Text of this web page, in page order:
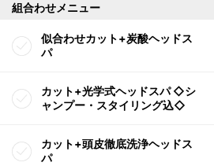
組合わせメニュー
似合わせカット+炭酸ヘッドス
パ
カット+光学式ヘッドスパ ◇シ
ャンプー・スタイリング込◇
カット+頭皮徹底洗浄ヘッドス
パ